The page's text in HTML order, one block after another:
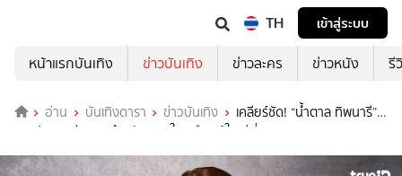
TH
เข้าสู่ระบบ
หน้าแรกบันเทิง
ข่าวบันเทิง ข่าวละคร ข่าวหนัง รี
อ่าน บันเทิงดารา ข่าวบันเทิง
เคลียร์ชัด! “น้ำตาล ทิพนารี”
แจงปมดราม่า “มดดำ” ยันสนิทใจเหมือนผู้ใหญ่ที่เคารพ